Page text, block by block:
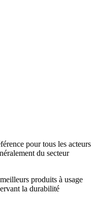
pour tous les acteurs
du secteur
produits à usage
la durabilité